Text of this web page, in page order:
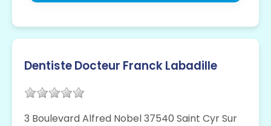
Dentiste Docteur Franck Labadille
3 Boulevard Alfred Nobel 37540 Saint Cyr Sur